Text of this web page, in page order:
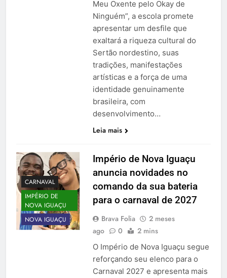
Meu Oxente pelo Okay de
Ninguém”, a escola promete
apresentar um desfile que
exaltará a riqueza cultural do
Sertão nordestino, suas
tradições, manifestações
artísticas e a força de uma
identidade genuinamente
brasileira, com
desenvolvimento…
Leia mais
CARNAVAL
IMPÉRIO DE
NOVA IGUAÇU
NOVA IGUAÇU
Império de Nova Iguaçu
anuncia novidades no
comando da sua bateria
para o carnaval de 2027
Brava Folia
2 meses
ago
0 2 mins
O Império de Nova Iguaçu segue
reforçando seu elenco para o
Carnaval 2027 e apresenta mais